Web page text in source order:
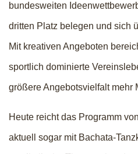
bundesweiten
dritten Platz belegen und sich
Mit kreativen Angeboten
sportlich dominierte
größere Angebotsvielfalt mehr
Heute reicht das Programm
aktuell sogar mit Bachata-